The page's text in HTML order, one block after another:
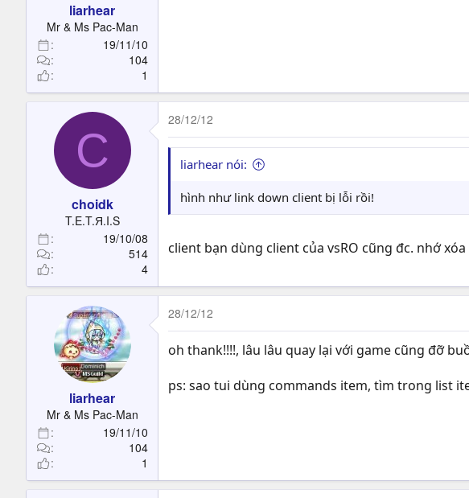
liarhear
Mr & Ms Pac-Man
19/11/10
104
1
C
choidk
T.E.T.Я.I.S
19/10/08
514
4
28/12/12
liarhear nói:
hình như link down client bị lỗi rồi!
client bạn dùng client của vsRO cũng đc. nhớ
liarhear
Mr & Ms Pac-Man
19/11/10
104
1
28/12/12
oh thank!!!!, lâu lâu quay lại với game cũng đỡ
ps: sao tui dùng commands item, tìm trong list